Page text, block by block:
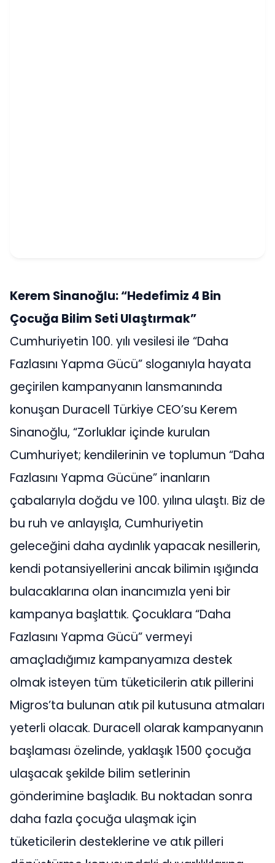
Kerem Sinanoğlu: “Hedefimiz 4 Bin
Çocuğa Bilim Seti Ulaştırmak”
Cumhuriyetin 100. yılı vesilesi ile “Daha
Fazlasını Yapma Gücü” sloganıyla hayata
geçirilen kampanyanın lansmanında
konuşan Duracell Türkiye CEO’su Kerem
Sinanoğlu, “Zorluklar içinde kurulan
Cumhuriyet; kendilerinin ve toplumun “Daha
Fazlasını Yapma Gücüne” inanların
çabalarıyla doğdu ve 100. yılına ulaştı. Biz de
bu ruh ve anlayışla, Cumhuriyetin
geleceğini daha aydınlık yapacak nesillerin,
kendi potansiyellerini ancak bilimin ışığında
bulacaklarına olan inancımızla yeni bir
kampanya başlattık. Çocuklara “Daha
Fazlasını Yapma Gücü” vermeyi
amaçladığımız kampanyamıza destek
olmak isteyen tüm tüketicilerin atık pillerini
Migros’ta bulunan atık pil kutusuna atmaları
yeterli olacak. Duracell olarak kampanyanın
başlaması özelinde, yaklaşık 1500 çocuğa
ulaşacak şekilde bilim setlerinin
gönderimine başladık. Bu noktadan sonra
daha fazla çocuğa ulaşmak için
tüketicilerin desteklerine ve atık pilleri